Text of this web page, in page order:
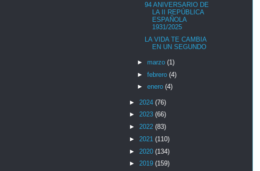
94 ANIVERSARIO DE
LA II REPÚBLICA
ESPAÑOLA
1931/2025
LA VIDA TE CAMBIA
EN UN SEGUNDO
► marzo (1)
► febrero (4)
► enero (4)
► 2024 (76)
► 2023 (66)
► 2022 (83)
► 2021 (110)
► 2020 (134)
► 2019 (159)